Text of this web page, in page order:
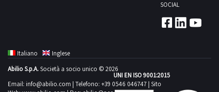
di
misura
secondi:
svolta
nel
campo
SOCIAL
Italiano
Inglese
Abilio S.p.A.Società a socio unico © 2026
Email: info@abilio.com | Telefono: +39 0546 046747 | Sito
UNI EN ISO 9001:2015